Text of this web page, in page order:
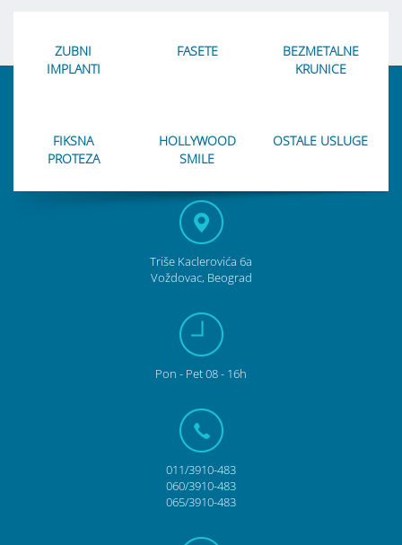
ZUBNI
IMPLANTI
FASETE
BEZMETALNE
KRUNICE
FIKSNA
PROTEZA
HOLLYWOOD
SMILE
OSTALE USLUGE
Triše Kaclerovića 6a
Voždovac, Beograd
Pon - Pet08 - 16h
011/3910-483
060/3910-483
065/3910-483